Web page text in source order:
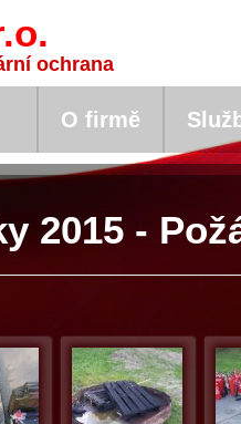
ochrana
O firmě
2015 -